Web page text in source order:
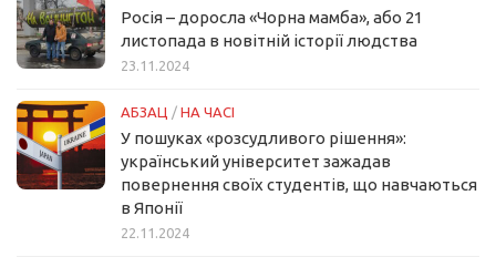
Росія – доросла «Чорна мамба», або 21
листопада в новітній історії людства
23.11.2024
АБЗАЦ / НА ЧАСІ
У пошуках «розсудливого рішення»:
український університет зажадав
повернення своїх студентів, що навчаються
в Японії
22.11.2024